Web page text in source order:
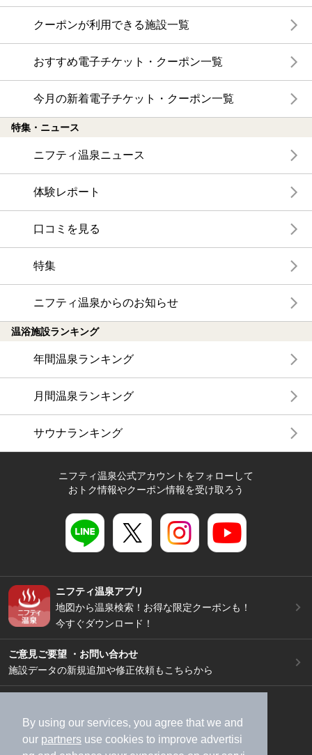
By using our services, you agree that we and
our partners use cookies to improve advertisi
クーポンが利用できる施設一覧
おすすめ電子チケット・クーポン一覧
今月の新着電子チケット・クーポン一覧
特集・ニュース
ニフティ温泉ニュース
体験レポート
口コミを見る
特集
ニフティ温泉からのお知らせ
温浴施設ランキング
年間温泉ランキング
月間温泉ランキング
サウナランキング
ニフティ温泉公式アカウントをフォローして
おトク情報やクーポン情報を受け取ろう
ニフティ温泉アプリ
地図から温泉検索！お得な限定クーポンも！
今すぐダウンロード！
ご意見ご要望 ・お問い合わせ
施設データの新規追加や修正依頼もこちらから
加盟店募集（資料請求）
広告出稿のご案内
利用規約
ライフスタイルMEMBERS+規約